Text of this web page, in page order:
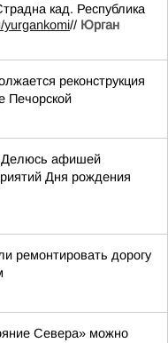
кад. Республика
yurgankomi// Юрган
реконструкция
Печорской
афишей
Дня рождения
ремонтировать дорогу
Севера» можно